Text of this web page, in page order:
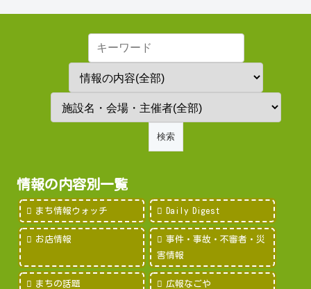
情報の内容別一覧
まち情報ウォッチ Daily Digest
お店情報
事件・事故・不審者・災
害情報
まちの話題 広報なごや